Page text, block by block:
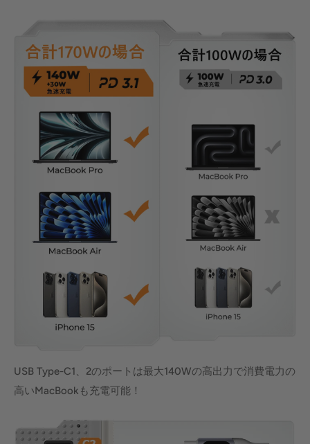
USB Type-C1、2のポートは最大140Wの高出力で消費電力の
高いMacBookも充電可能！